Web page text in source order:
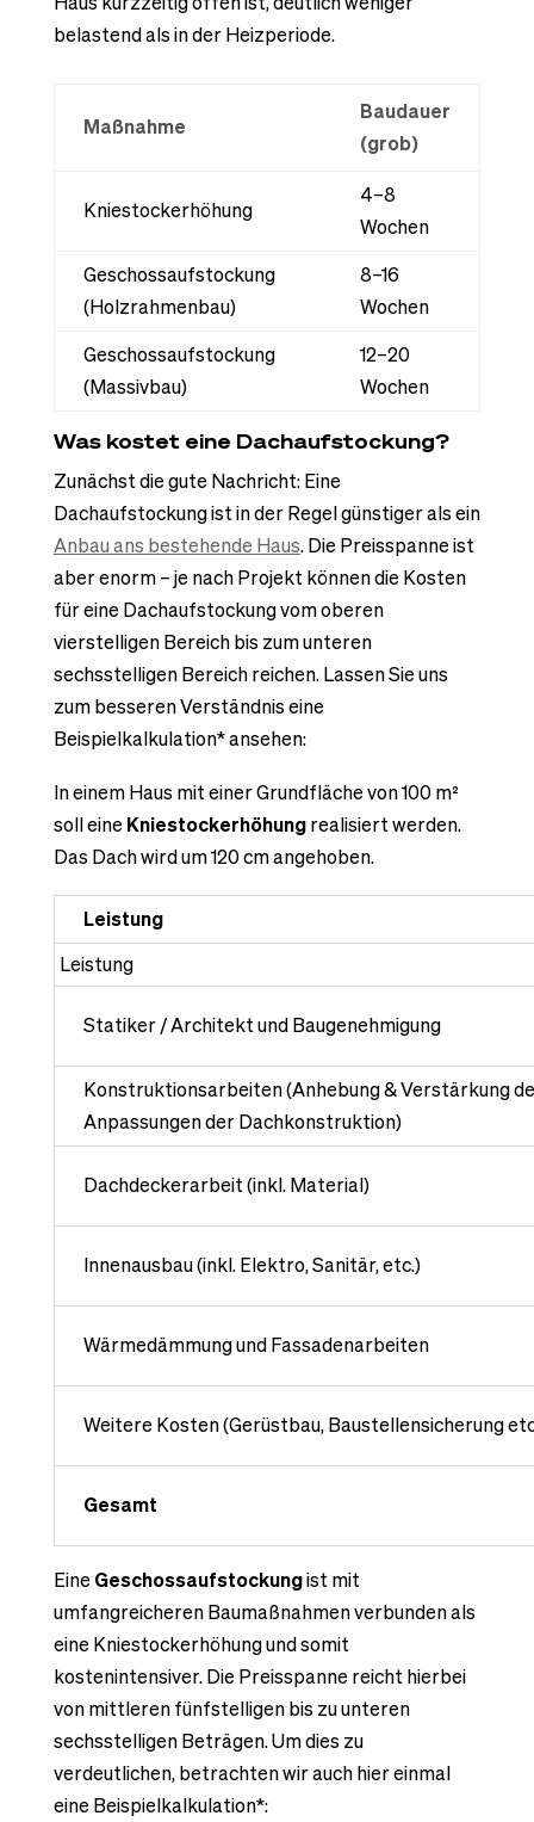
belastend als in der Heizperiode.
Maßnahme
Baudauer
(grob)
Kniestockerhöhung
4–8
Wochen
Geschossaufstockung
(Holzrahmenbau)
8–16
Wochen
Geschossaufstockung
(Massivbau)
12–20
Wochen
Was kostet eine Dachaufstockung?
Zunächst die gute Nachricht: Eine
Dachaufstockung ist in der Regel günstiger als ein
Anbau ans bestehende Haus. Die Preisspanne ist
aber enorm – je nach Projekt können die Kosten
für eine Dachaufstockung vom oberen
vierstelligen Bereich bis zum unteren
sechsstelligen Bereich reichen. Lassen Sie uns
zum besseren Verständnis eine
Beispielkalkulation* ansehen:
In einem Haus mit einer Grundfläche von 100 m²
soll eine Kniestockerhöhungrealisiert werden.
Das Dach wird um 120 cm angehoben.
Leistung
Leistung
Statiker / Architekt und Baugenehmigung
Konstruktionsarbeiten (Anhebung & Verstärkung
Anpassungen der Dachkonstruktion)
Dachdeckerarbeit (inkl. Material)
Innenausbau (inkl. Elektro, Sanitär, etc.)
Wärmedämmung und Fassadenarbeiten
Weitere Kosten (Gerüstbau, Baustellensicherung
Gesamt
Eine Geschossaufstockungist mit
umfangreicheren Baumaßnahmen verbunden als
eine Kniestockerhöhung und somit
kostenintensiver. Die Preisspanne reicht hierbei
von mittleren fünfstelligen bis zu unteren
sechsstelligen Beträgen. Um dies zu
verdeutlichen, betrachten wir auch hier einmal
eine Beispielkalkulation*: